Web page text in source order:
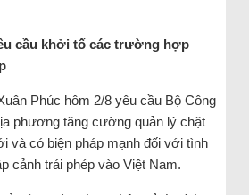
cầu khởi tố các trường hợp
Phúc hôm 2/8 yêu cầu Bộ Công
phương tăng cường quản lý chặt
và có biện pháp mạnh đối với tình
cảnh trái phép vào Việt Nam.